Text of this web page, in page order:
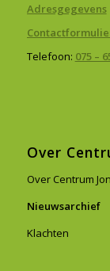
Adresgegevens
Telefoon: 075 –
Over
Over Centrum
Nieuwsarchief
Klachten